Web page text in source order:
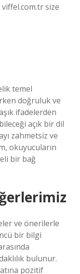
size
temel
doğruluk ve
ifadelerden
açık bir dil
zahmetsiz ve
okuyucuların
bir bağ
ve önerilerle
bir bilgi
bulunur.
pozitif